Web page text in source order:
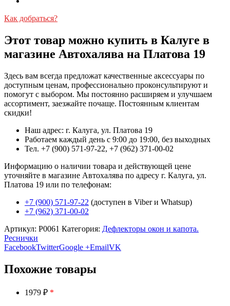
Как добраться?
Этот товар можно купить в Калуге в
магазине Автохалява на Платова 19
Здесь вам всегда предложат качественные аксессуары по
доступным ценам, профессионально проконсультируют и
помогут с выбором. Мы постоянно расширяем и улучшаем
ассортимент, заезжайте почаще. Постоянным клиентам
скидки!
Наш адрес: г. Калуга, ул. Платова 19
Работаем каждый день с 9:00 до 19:00, без выходных
Тел. +7 (900) 571-97-22, +7 (962) 371-00-02
Информацию о наличии товара и действующей цене
уточняйте в магазине Автохалява по адресу г. Калуга, ул.
Платова 19 или по телефонам:
+7 (900) 571-97-22 (доступен в Viber и Whatsup)
+7 (962) 371-00-02
Артикул: Р0061 Категория: Дефлекторы окон и капота.
Реснички
FacebookTwitterGoogle +EmailVK
Похожие товары
1979 ₽ *